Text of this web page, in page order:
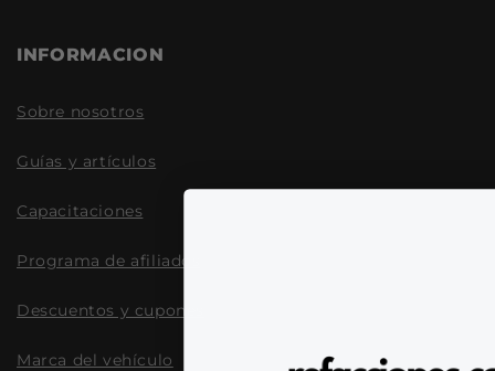
INFORMACION
Sobre nosotros
Guías y artículos
Capacitaciones
Programa de afiliados
Descuentos y cupones
Marca del vehículo